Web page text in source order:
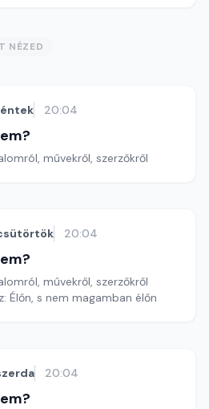
NÉZED
20:04
művekről, szerzőkről
20:04
művekről, szerzőkről
Élőn, s nem magamban élőn
20:04